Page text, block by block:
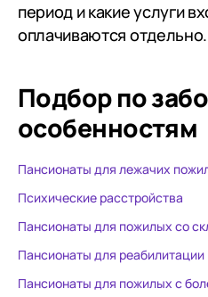
период и какие услуги
оплачиваются отдельно.
Подбор по
особенностям
Пансионаты для лежачих
Психические расстройства
Пансионаты для пожилых со
Пансионаты для
Пансионаты для пожилых с